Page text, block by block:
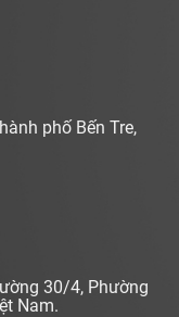
phố Bến Tre,
30/4, Phường
Nam.